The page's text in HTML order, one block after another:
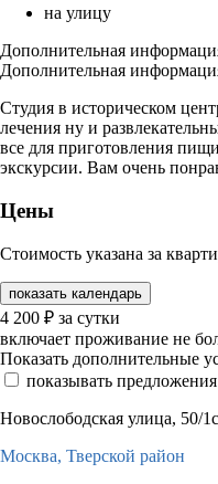
на улицу
Дополнительная
Дополнительная
Студия в историческом
лечения ну и
все для приготовления
экскурсии. Вам очень
Цены
Стоимость указана за
показать календарь
4 200 ₽ за сутки
включает проживание не
Показать дополнительные
показывать
Новослободская улица, 50/
Москва, Тверской район